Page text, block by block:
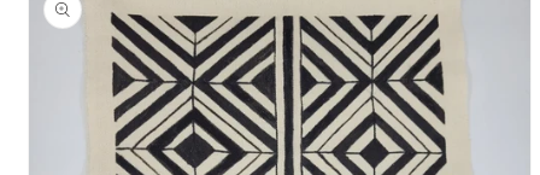
informações
do produto